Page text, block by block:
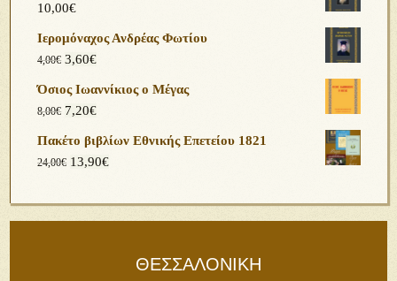
10,00€
Ιερομόναχος Ανδρέας Φωτίου
4,00€ 3,60€
Όσιος Ιωαννίκιος ο Μέγας
8,00€ 7,20€
Πακέτο βιβλίων Εθνικής Επετείου 1821
24,00€ 13,90€
ΘΕΣΣΑΛΟΝΙΚΗ